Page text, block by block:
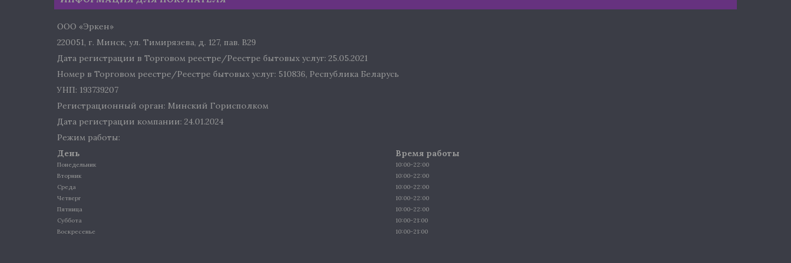
ООО «Эркен»
220051, г. Минск, ул. Тимирязева, д. 127, пав. В29
Дата регистрации в Торговом реестре/Реестре бытовых услуг: 25.05.2021
Номер в Торговом реестре/Реестре бытовых услуг: 510836, Республика Беларусь
УНП: 193739207
Регистрационный орган: Минский Горисполком
Дата регистрации компании: 24.01.2024
Режим работы:
День
Время работы
Понедельник
10:00-22:00
Вторник
10:00-22:00
Среда
10:00-22:00
Четверг
10:00-22:00
Пятница
10:00-22:00
Суббота
10:00-21:00
Воскресенье
10:00-21:00